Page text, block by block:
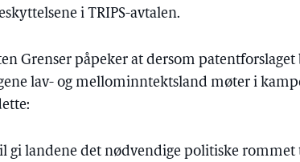
i TRIPS-avtalen.
Grenser påpeker at dersom
lav- og mellominntektsland møter i
gi landene det nødvendige politiske